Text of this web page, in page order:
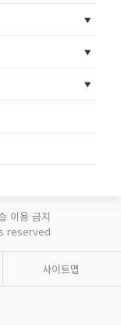
이용 금지
reserved
사이트맵